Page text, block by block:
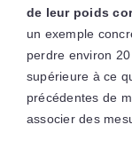
de leur poids
un exemple
perdre environ
supérieure à ce
précédentes de
associer des